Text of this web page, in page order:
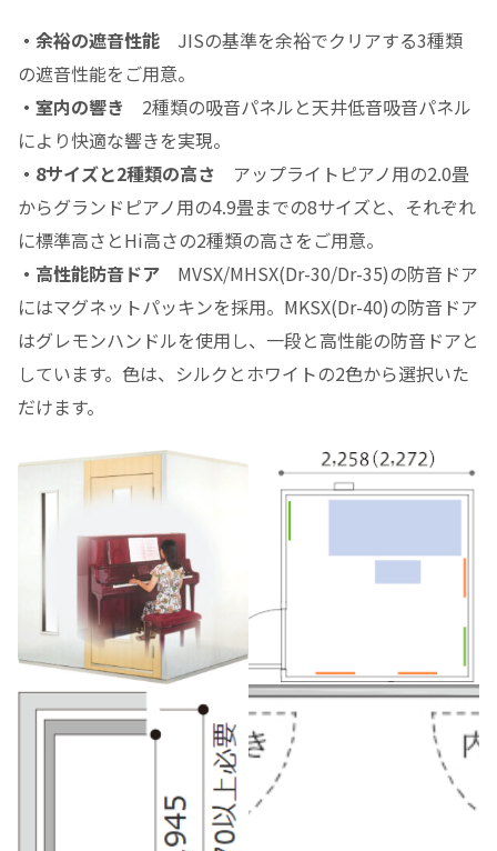
・余裕の遮音性能 JISの基準を余裕でクリアする3種類
の遮音性能をご用意。
・室内の響き 2種類の吸音パネルと天井低音吸音パネル
により快適な響きを実現。
・8サイズと2種類の高さ アップライトピアノ用の2.0畳
からグランドピアノ用の4.9畳までの8サイズと、それぞれ
に標準高さとHi高さの2種類の高さをご用意。
・高性能防音ドア MVSX/MHSX(Dr-30/Dr-35)の防音ドア
にはマグネットパッキンを採用。MKSX(Dr-40)の防音ドア
はグレモンハンドルを使用し、一段と高性能の防音ドアと
しています。色は、シルクとホワイトの2色から選択いた
だけます。